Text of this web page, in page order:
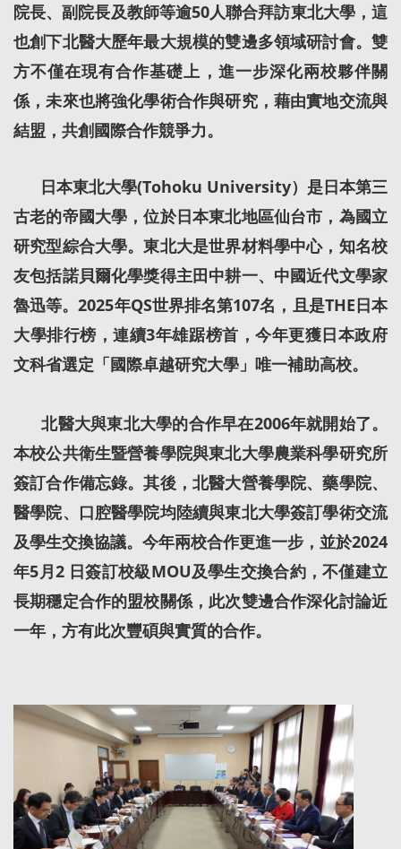
院長、副院長及教師等逾50人聯合拜訪東北大學，這
也創下北醫大歷年最大規模的雙邊多領域研討會。雙
方不僅在現有合作基礎上，進一步深化兩校夥伴關
係，未來也將強化學術合作與研究，藉由實地交流與
結盟，共創國際合作競爭力。
日本東北大學(Tohoku University）是日本第三
古老的帝國大學，位於日本東北地區仙台市，為國立
研究型綜合大學。東北大是世界材料學中心，知名校
友包括諾貝爾化學獎得主田中耕一、中國近代文學家
魯迅等。2025年QS世界排名第107名，且是THE日本
大學排行榜，連續3年雄踞榜首，今年更獲日本政府
文科省選定「國際卓越研究大學」唯一補助高校。
北醫大與東北大學的合作早在2006年就開始了。
本校公共衛生暨營養學院與東北大學農業科學研究所
簽訂合作備忘錄。其後，北醫大營養學院、藥學院、
醫學院、口腔醫學院均陸續與東北大學簽訂學術交流
及學生交換協議。今年兩校合作更進一步，並於2024
年5月2 日簽訂校級MOU及學生交換合約，不僅建立
長期穩定合作的盟校關係，此次雙邊合作深化討論近
一年，方有此次豐碩與實質的合作。